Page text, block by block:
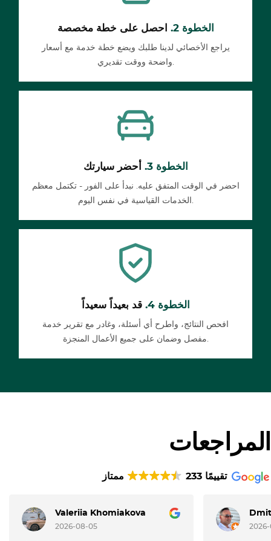
الخطوة 2. احصل على خطة مخصصة
يراجع الأخصائي لدينا طلبك ويضع خطة خدمة مع أسعار
واضحة ووقت تقديري.
الخطوة 3. أحضر سيارتك
احضر في الوقت المتفق عليه. نبدأ على الفور - تكتمل معظم
الخدمات القياسية في نفس اليوم.
الخطوة 4. قد بعيداً سعيداً
افحص النتائج، واطرح أي أسئلة، وغادر مع تقرير خدمة
مفصل وضمان على جميع الأعمال المنجزة.
المراجعات
ممتاز 233 تقييمًا
Valeriia Khomiakova
2026-08-05